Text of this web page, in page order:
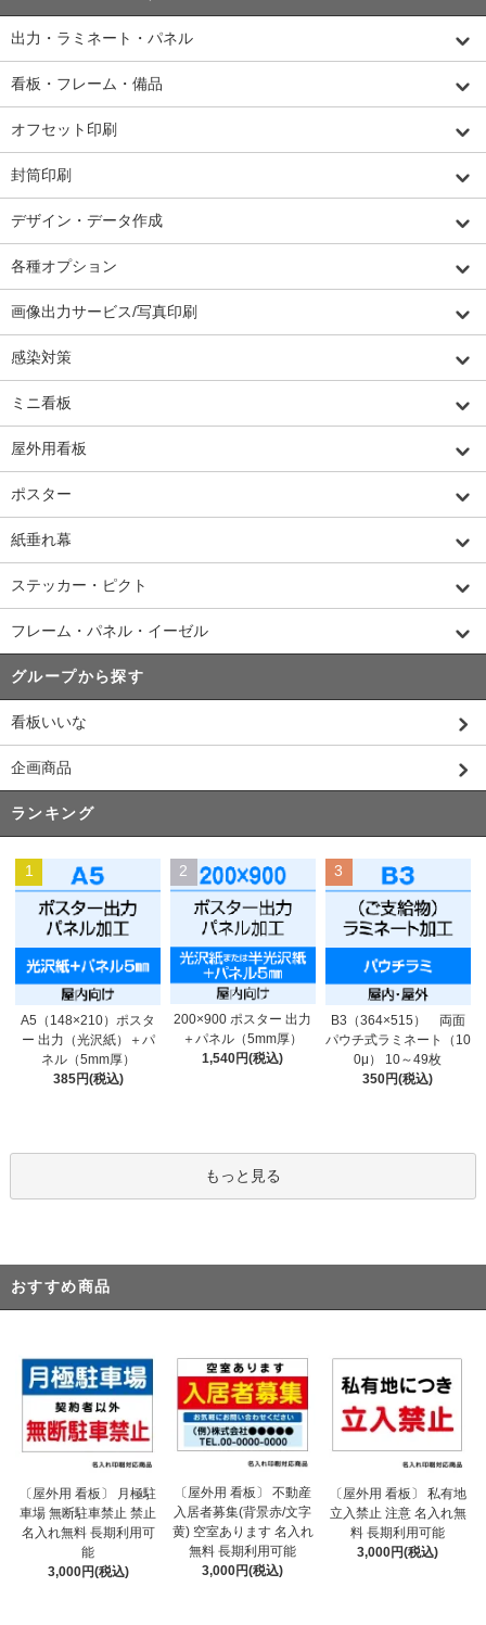
出力・ラミネート・パネル
看板・フレーム・備品
オフセット印刷
封筒印刷
デザイン・データ作成
各種オプション
画像出力サービス/写真印刷
感染対策
ミニ看板
屋外用看板
ポスター
紙垂れ幕
ステッカー・ピクト
フレーム・パネル・イーゼル
グループから探す
看板いいな
企画商品
ランキング
1
A5（148×210）ポスタ
ー 出力（光沢紙）＋パ
ネル（5mm厚）
385円(税込)
2
200×900 ポスター 出力
＋パネル（5mm厚）
1,540円(税込)
3
B3（364×515） 両面
パウチ式ラミネート（10
0μ） 10～49枚
350円(税込)
もっと見る
おすすめ商品
〔屋外用 看板〕 月極駐
車場 無断駐車禁止 禁止
名入れ無料 長期利用可
能
3,000円(税込)
〔屋外用 看板〕 不動産
入居者募集(背景赤/文字
黄) 空室あります 名入れ
無料 長期利用可能
3,000円(税込)
〔屋外用 看板〕 私有地
立入禁止 注意 名入れ無
料 長期利用可能
3,000円(税込)